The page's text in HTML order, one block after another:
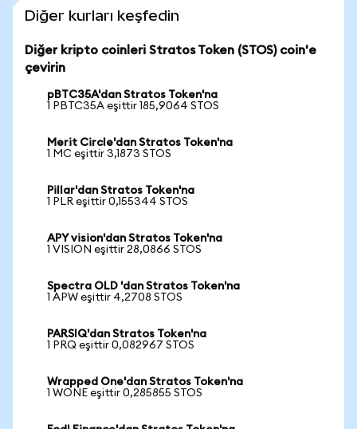
Diğer kurları keşfedin
Diğer kripto coinleri Stratos Token (STOS) coin'e
çevirin
pBTC35A'dan Stratos Token'na
1 PBTC35A eşittir 185,9064 STOS
Merit Circle'dan Stratos Token'na
1 MC eşittir 3,1873 STOS
Pillar'dan Stratos Token'na
1 PLR eşittir 0,155344 STOS
APY vision'dan Stratos Token'na
1 VISION eşittir 28,0866 STOS
Spectra OLD 'dan Stratos Token'na
1 APW eşittir 4,2708 STOS
PARSIQ'dan Stratos Token'na
1 PRQ eşittir 0,082967 STOS
Wrapped One'dan Stratos Token'na
1 WONE eşittir 0,285855 STOS